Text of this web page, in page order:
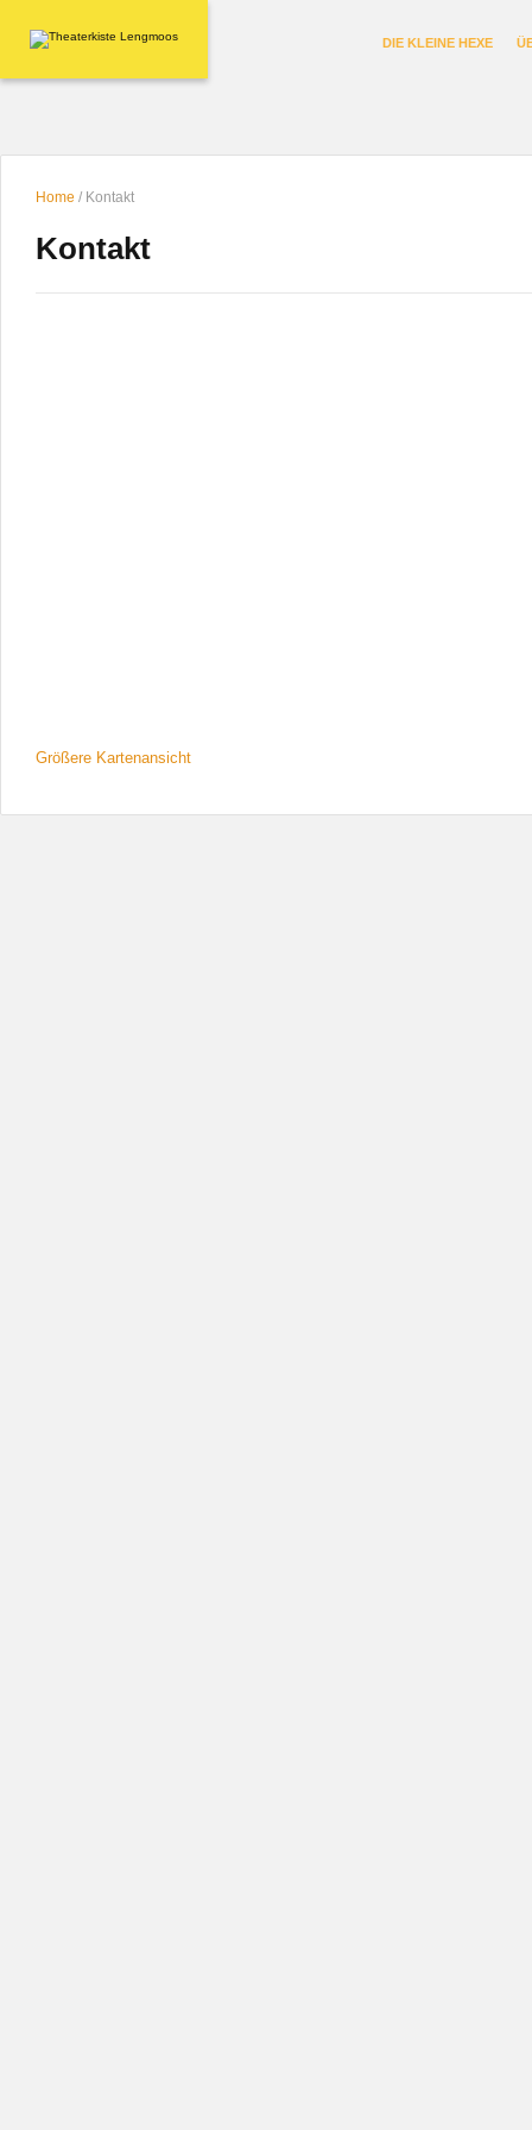
DIE KLEINE HEXE
Home / Kontakt
Kontakt
Größere Kartenansicht